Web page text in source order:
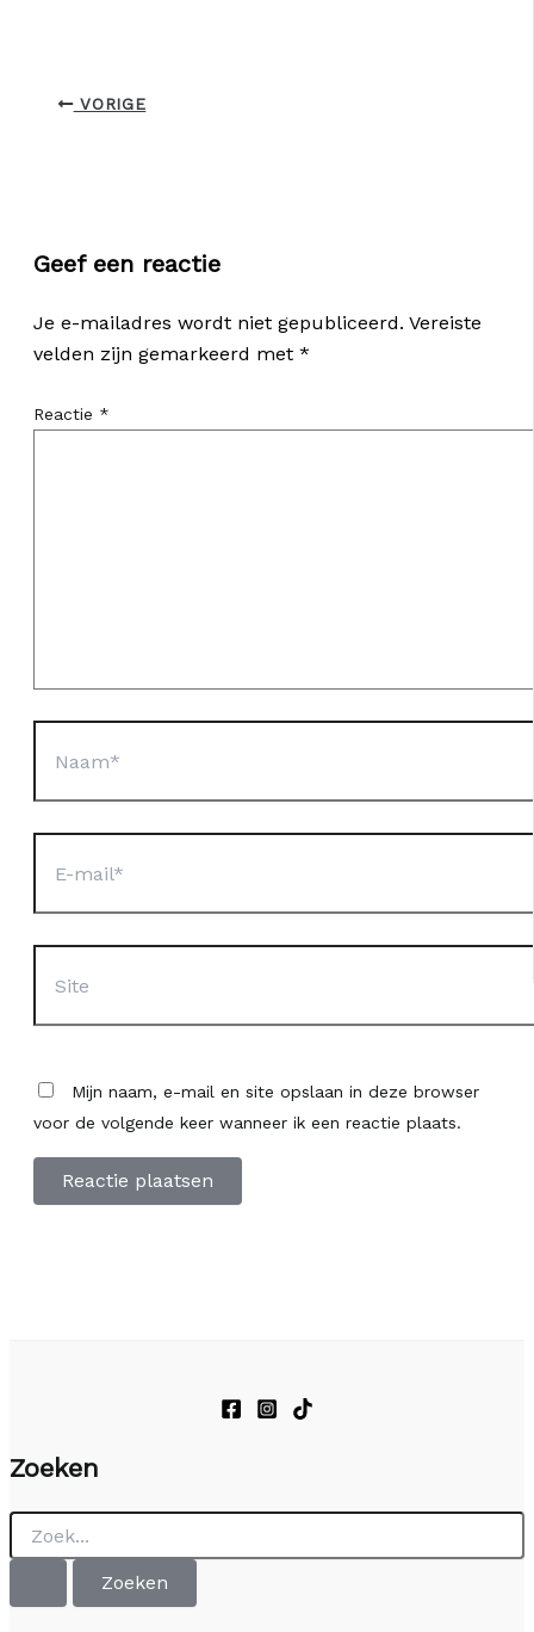
VORIGE
Geef een reactie
Je e-mailadres wordt niet gepubliceerd. Vereiste
velden zijn gemarkeerd met *
Reactie *
mail*
Mijn naam, e-mail en site opslaan in deze browser
voor de volgende keer wanneer ik een reactie plaats.
Zoeken
Zoek
naar: